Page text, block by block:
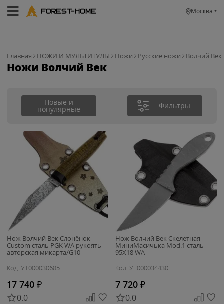
Москва
Главная НОЖИ И МУЛЬТИТУЛЫ Ножи Русские ножи Волчий Век
Ножи Волчий Век
Новые и
популярные Фильтры
Нож Волчий Век Слонёнок
Custom сталь PGK WA рукоять
авторская микарта/G10
Код: УТ000030685
17 740 ₽
0.0
Нож Волчий Век Скелетная
МиниМасичька Mod.1 сталь
95Х18 WA
Код: УТ000034430
7 720 ₽
0.0